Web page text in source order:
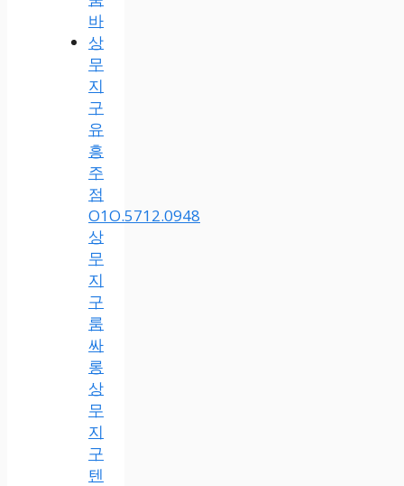
바
상
무
지
구
유
흥
주
점
O1O.5712.0948
상
무
지
구
룸
싸
롱
상
무
지
구
텐